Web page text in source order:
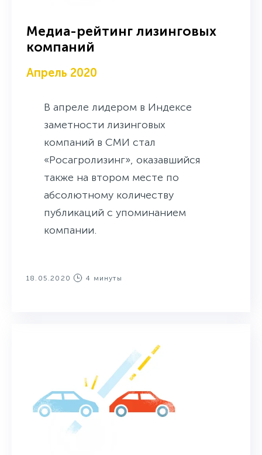
Медиа-рейтинг лизинговых
компаний
Апрель 2020
В апреле лидером в Индексе
заметности лизинговых
компаний в СМИ стал
«Росагролизинг», оказавшийся
также на втором месте по
абсолютному количеству
публикаций с упоминанием
компании.
18.05.2020 4 минуты